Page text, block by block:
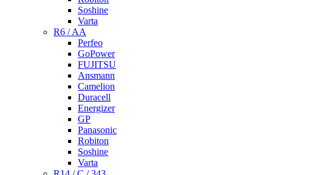
Soshine
Varta
R6 / AA
Perfeo
GoPower
FUJITSU
Ansmann
Camelion
Duracell
Energizer
GP
Panasonic
Robiton
Soshine
Varta